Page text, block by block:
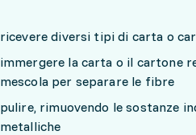
ricevere diversi tipi di carta o
immergere la carta o il cartone
mescola per separare le fibre
pulire, rimuovendo le sostanze
metalliche